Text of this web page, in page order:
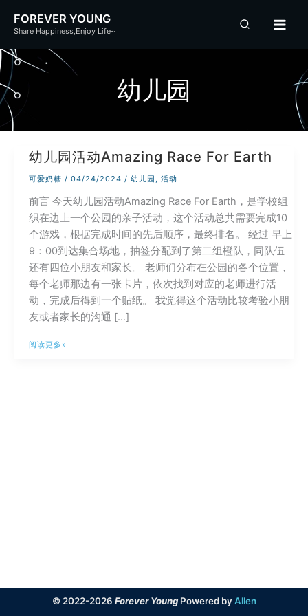
容
FOREVER YOUNG
Share Happiness,Enjoy Life~
幼儿园
幼儿园活动Amazing Race For Earth
可爱奶糖 / 04/24/2024 / 幼儿园 , 活动
前言 今天幼儿园活动Amazing Race For Earth，是学校组
织在边上一个公园的亲子活动，这个活动总共需要完成10
个游戏，根据完成时间的先后顺序，最终排名。 经过 早上
9：00到达集合场地，抽签分配到了第二组橙队，同队伍
还有四位小朋友和家长。 老师们分布在公园的各个位置，
每个老师那边有一张卡片，依次找到对应的老师进行活
动，完成后得到一个贴纸。 我觉得这个活动比较考验小朋
友或者家长的沟通 […]
幼
阅读更多»
© 2022-2026 Forever YoungPowered by Allen